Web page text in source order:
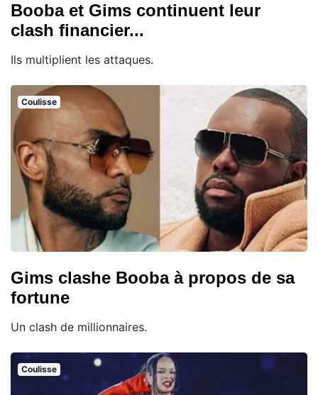
Booba et Gims continuent leur
clash financier...
Ils multiplient les attaques.
Coulisse
Gims clashe Booba à propos de sa
fortune
Un clash de millionnaires.
Coulisse